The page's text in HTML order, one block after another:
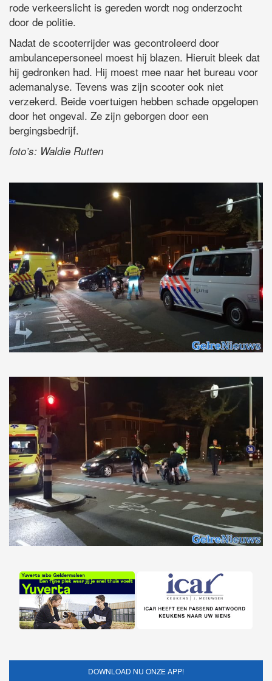
rode verkeerslicht is gereden wordt nog onderzocht
door de politie.
Nadat de scooterrijder was gecontroleerd door
ambulancepersoneel moest hij blazen. Hieruit bleek dat
hij gedronken had. Hij moest mee naar het bureau voor
ademanalyse. Tevens was zijn scooter ook niet
verzekerd. Beide voertuigen hebben schade opgelopen
door het ongeval. Ze zijn geborgen door een
bergingsbedrijf.
foto’s: Waldie Rutten
DOWNLOAD NU ONZE APP!